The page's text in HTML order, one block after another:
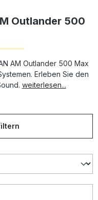
Outlander 500
AM Outlander 500 Max
Erleben Sie den
weiterlesen...